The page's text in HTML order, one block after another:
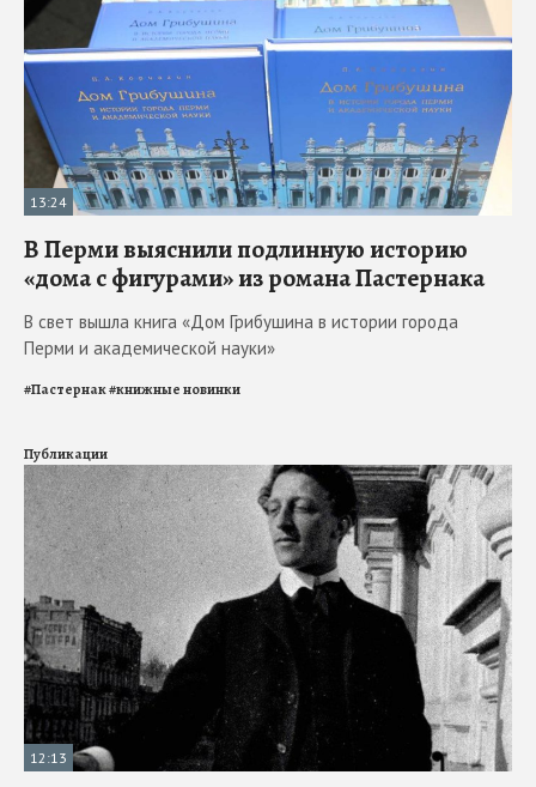
13:24
В Перми выяснили подлинную историю
«дома с фигурами» из романа Пастернака
В свет вышла книга «Дом Грибушина в истории города
Перми и академической науки»
#Пастернак#книжные новинки
Публикации
12:13